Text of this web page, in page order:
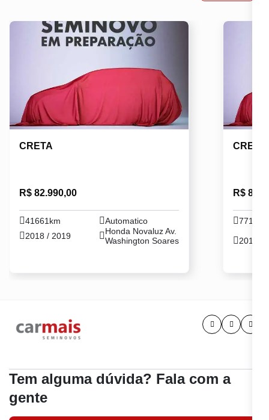
CRETA
R$ 82.990,00
41661km
Automatico
2018 / 2019
Honda Novaluz Av.
Washington Soares
CRETA
R$
2018 /
Tem alguma dúvida? Fala com a
gente